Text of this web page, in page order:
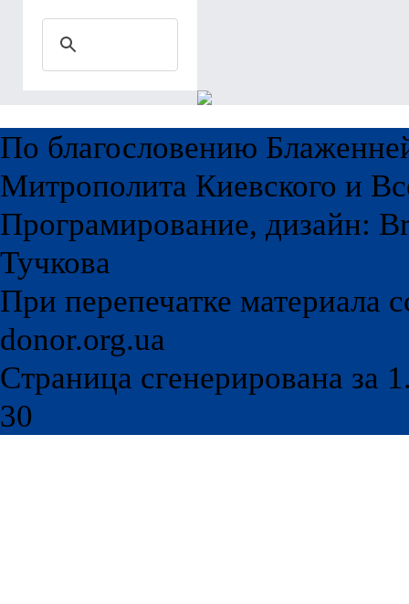
По благословению
Митрополита Киевского и
Програмирование, дизайн:
Тучкова
При перепечатке материала
donor.org.ua
Страница сгенерирована за
30